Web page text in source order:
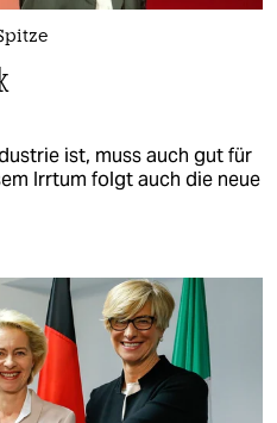
ist, muss auch gut für
Irrtum folgt auch die neue